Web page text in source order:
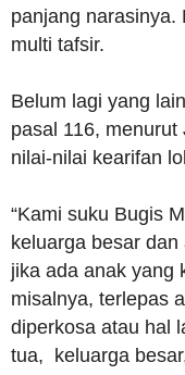
panjang narasinya.
multi tafsir.
Belum lagi yang
pasal 116,
nilai-nilai kearifan
“Kami suku Bugis
keluarga besar
jika ada anak yang
misalnya, terlepas
diperkosa atau hal
tua, keluarga